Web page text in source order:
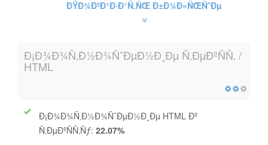
ÐŸÐ¾ÐºÐ°Ð·Ð°Ñ‚ÑŒ Ð±Ð¾Ð»ÑŒÑˆÐµ
Ð¡Ð¾Ð¾Ñ‚Ð½Ð¾ÑˆÐµÐ½Ð¸Ðµ Ñ‚ÐµÐºÑÑ‚ /
HTML
Ð¡Ð¾Ð¾Ñ‚Ð½Ð¾ÑˆÐµÐ½Ð¸Ðµ HTML Ðº
Ñ‚ÐµÐºÑÑ‚Ñƒ: 22.07%